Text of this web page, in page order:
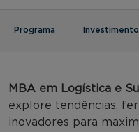
Programa Investimento
MBA em Logística e
explore tendências,
inovadores para